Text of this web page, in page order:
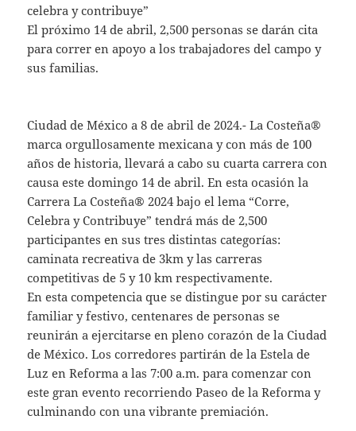
celebra y contribuye”
El próximo 14 de abril, 2,500 personas se darán cita
para correr en apoyo a los trabajadores del campo y
sus familias.
Ciudad de México a 8 de abril de 2024.- La Costeña®
marca orgullosamente mexicana y con más de 100
años de historia, llevará a cabo su cuarta carrera con
causa este domingo 14 de abril. En esta ocasión la
Carrera La Costeña® 2024 bajo el lema “Corre,
Celebra y Contribuye” tendrá más de 2,500
participantes en sus tres distintas categorías:
caminata recreativa de 3km y las carreras
competitivas de 5 y 10 km respectivamente.
En esta competencia que se distingue por su carácter
familiar y festivo, centenares de personas se
reunirán a ejercitarse en pleno corazón de la Ciudad
de México. Los corredores partirán de la Estela de
Luz en Reforma a las 7:00 a.m. para comenzar con
este gran evento recorriendo Paseo de la Reforma y
culminando con una vibrante premiación.